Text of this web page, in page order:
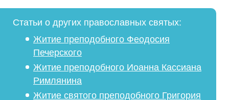
Статьи о других православных святых:
Житие преподобного Феодосия
Печерского
Житие преподобного Иоанна Кассиана
Римлянина
Житие святого преподобного Григория